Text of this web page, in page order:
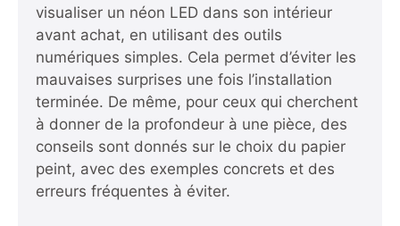
visualiser un néon LED dans son intérieur
avant achat, en utilisant des outils
numériques simples. Cela permet d’éviter les
mauvaises surprises une fois l’installation
terminée. De même, pour ceux qui cherchent
à donner de la profondeur à une pièce, des
conseils sont donnés sur le choix du papier
peint, avec des exemples concrets et des
erreurs fréquentes à éviter.